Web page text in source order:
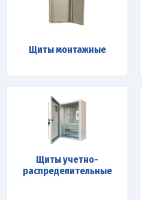
Щиты монтажные
Щиты учетно-
распределительные